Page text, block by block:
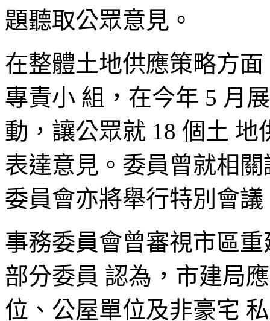
題聽取公眾意見。
在整體土地供應策略方
專責小 組，在今年 5 月
動，讓公眾就 18 個土
表達意見。委員曾就相
委員會亦將舉行特別會
事務委員會曾審視市區
部分委員 認為，市建局
位、公屋單位及非豪宅